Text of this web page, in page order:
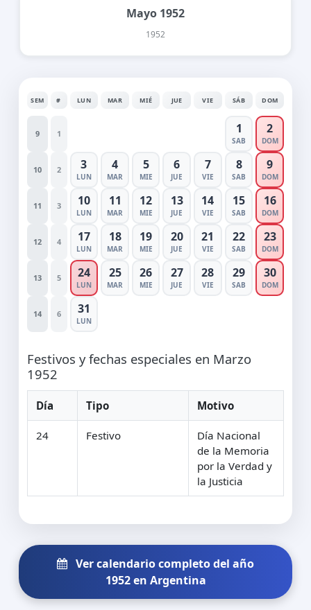
Mayo 1952
1952
SEM # LUN MAR MIÉ JUE VIE SÁB DOM
9 1 1
SAB
2
DOM
10 2 3
LUN
4
MAR
5
MIE
6
JUE
7
VIE
8
SAB
9
DOM
11 3 10
LUN
11
MAR
12
MIE
13
JUE
14
VIE
15
SAB
16
DOM
12 4 17
LUN
18
MAR
19
MIE
20
JUE
21
VIE
22
SAB
23
DOM
13 5 24
LUN
25
MAR
26
MIE
27
JUE
28
VIE
29
SAB
30
DOM
14 6 31
LUN
Festivos y fechas especiales en Marzo
1952
Día Tipo Motivo
24 Festivo
Día Nacional
de la Memoria
por la Verdad y
la Justicia
Ver calendario completo del año
1952 en Argentina